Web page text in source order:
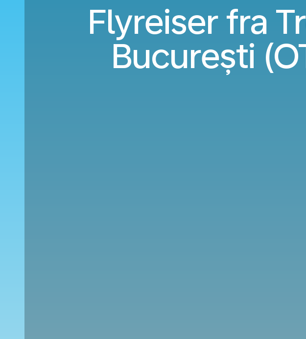
Flyreiser fra
București